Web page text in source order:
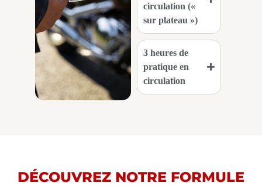
circulation («
sur plateau »)
3 heures de
pratique en
circulation
DÉCOUVREZ NOTRE FORMULE